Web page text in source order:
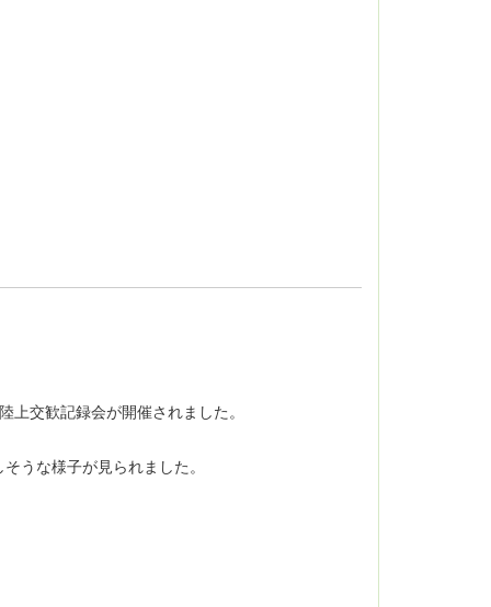
交歓記録会が開催されました。
うな様子が見られました。